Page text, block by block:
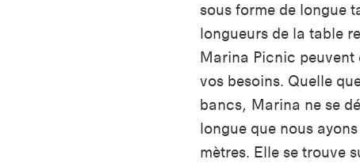
sous forme de longue
longueurs de la table
Marina Picnic peuvent
vos besoins. Quelle
bancs, Marina ne se
longue que nous
mètres. Elle se trouve